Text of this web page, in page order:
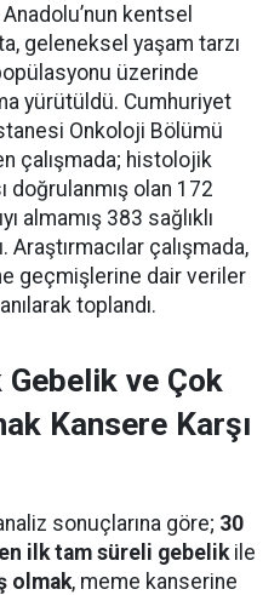
kentsel
geleneksel yaşam tarzı
üzerinde
yürütüldü. Cumhuriyet
Onkoloji Bölümü
çalışmada; histolojik
doğrulanmış olan 172
almamış 383 sağlıklı
Araştırmacılar çalışmada,
geçmişlerine dair veriler
toplandı.
ve Çok
Kansere Karşı
sonuçlarına göre; 30
ilk tam süreli gebelik ile
olmak, meme kanserine